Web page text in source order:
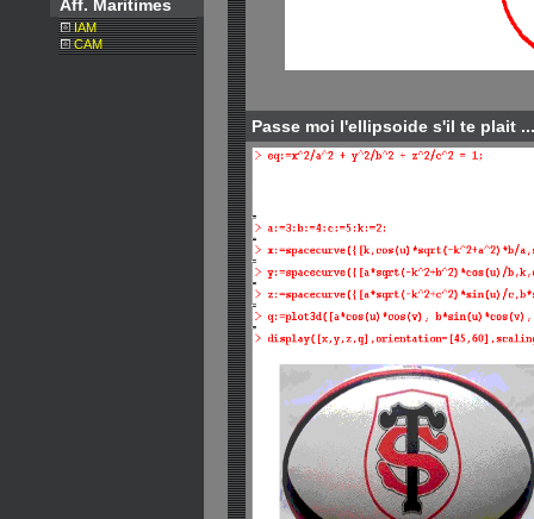
Aff. Maritimes
IAM
CAM
Passe moi l'ellipsoide s'il te plait ...